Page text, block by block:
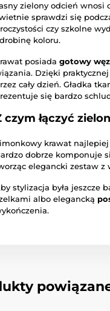
zielony odcień wnosi
sprawdzi się
czy szkolne
koloru.
posiada gotowy
Dzięki praktycznej
cały dzień. Gładka
się bardzo
czym łączyć
krawat
dobrze komponuje
elegancki zestaw z
stylizacja była jeszcze
albo elegancką